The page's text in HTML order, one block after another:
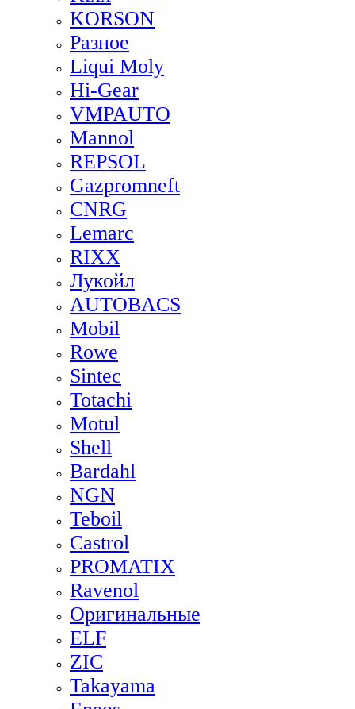
KORSON
Разное
Liqui Moly
Hi-Gear
VMPAUTO
Mannol
REPSOL
Gazpromneft
CNRG
Lemarc
RIXX
Лукойл
AUTOBACS
Mobil
Rowe
Sintec
Totachi
Motul
Shell
Bardahl
NGN
Teboil
Castrol
PROMATIX
Ravenol
Оригинальные
ELF
ZIC
Takayama